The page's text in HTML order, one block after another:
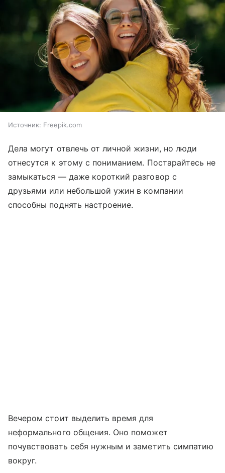
Источник: Freepik.com
Дела могут отвлечь от личной жизни, но люди
отнесутся к этому с пониманием. Постарайтесь не
замыкаться — даже короткий разговор с
друзьями или небольшой ужин в компании
способны поднять настроение.
Вечером стоит выделить время для
неформального общения. Оно поможет
почувствовать себя нужным и заметить симпатию
вокруг.